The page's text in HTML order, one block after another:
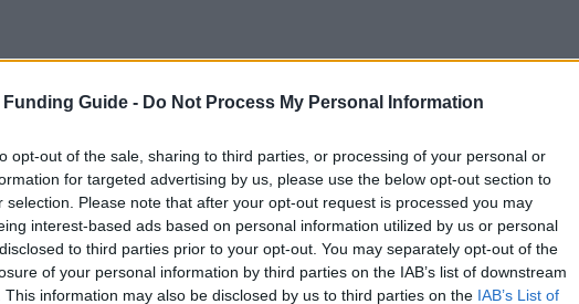
Funding Guide - Do Not Process My Personal Information
opt-out of the sale, sharing to third parties, or processing of your personal or
for targeted advertising by us, please use the below opt-out section to
selection. Please note that after your opt-out request is processed you may
interest-based ads based on personal information utilized by us or personal
to third parties prior to your opt-out. You may separately opt-out of the
of your personal information by third parties on the IAB’s list of downstream
This information may also be disclosed by us to third parties on the IAB’s List of